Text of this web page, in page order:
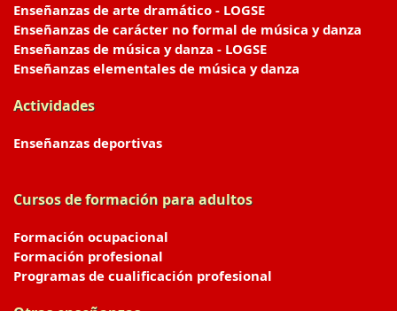
Enseñanzas de arte dramático - LOGSE
Enseñanzas de carácter no formal de música y danza
Enseñanzas de música y danza - LOGSE
Enseñanzas elementales de música y danza
Actividades
Enseñanzas deportivas
Cursos de formación para adultos
Formación ocupacional
Formación profesional
Programas de cualificación profesional